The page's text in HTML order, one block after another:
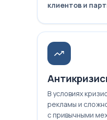
клиентов и
В условиях
рекламы и
с привычными